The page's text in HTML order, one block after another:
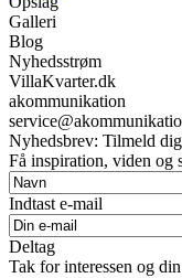
Galleri
Blog
Nyhedsstrøm
VillaKvarter.dk
akommunikation
Nyhedsbrev: Tilmeld
Få inspiration, viden og
Indtast e-mail
Deltag
Tak for interessen og